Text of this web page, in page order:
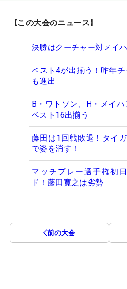
【この大会のニュース】
決勝はクーチャー対メイ
ベスト4が出揃う！昨年
も進出
B・ワトソン、H・メイ
ベスト16出揃う
藤田は1回戦敗退！タイ
で姿を消す！
マッチプレー選手権初
ド！藤田寛之は劣勢
前の大会